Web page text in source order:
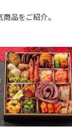
品をご紹介。